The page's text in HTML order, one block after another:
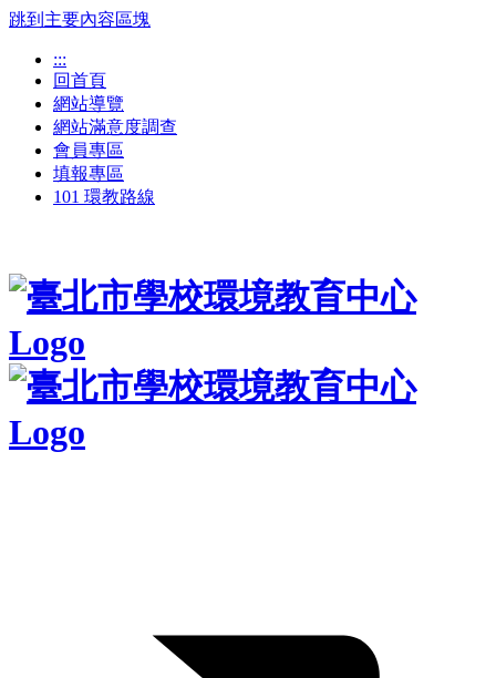
跳到主要內容區塊
:::
回首頁
網站導覽
網站滿意度調查
會員專區
填報專區
101 環教路線